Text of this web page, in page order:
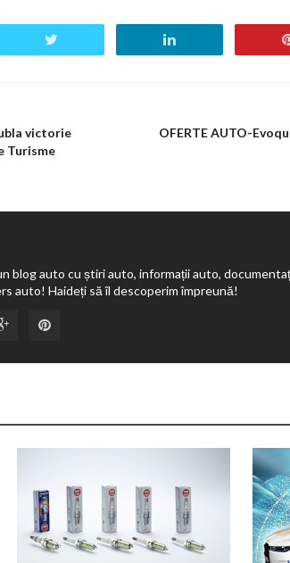
victorie
Turisme
OFERTE AUTO-
blog auto cu știri auto, informații auto,
auto! Haideți să îl descoperim împreună!